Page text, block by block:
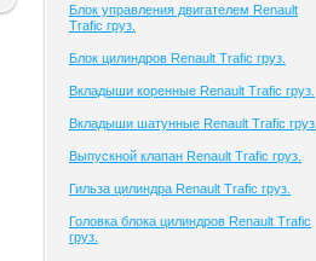
Блок управления двигателем Renault
Trafic груз.
Блок цилиндров Renault Trafic груз.
Вкладыши коренные Renault Trafic груз.
Вкладыши шатунные Renault Trafic груз.
Выпускной клапан Renault Trafic груз.
Гильза цилиндра Renault Trafic груз.
Головка блока цилиндров Renault Trafic
груз.